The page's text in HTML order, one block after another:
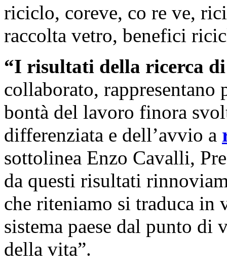
“I risultati della ricerca
collaborato, rappresentano
bontà del lavoro finora
differenziata e dell’avvio a
sottolinea Enzo Cavalli,
da questi risultati
che riteniamo si traduca in
sistema paese dal punto di
della vita”.